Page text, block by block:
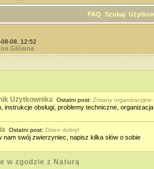
FAQ Szukaj
08, 12:52
Główna
Użytkownika Ostatni post: Zmiany organizacyjne
instrukcje obsługi, problemy techniczne,
Ostatni post: Dzien dobry!
nam swój zwierzyniec, napisz kilka słów o sobie
w zgodzie z Naturą